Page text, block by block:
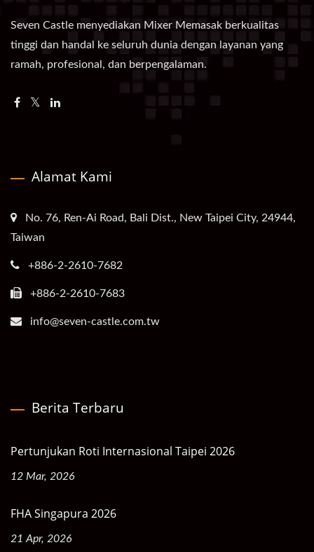
Seven Castle menyediakan Mixer Memasak berkualitas
tinggi dan handal ke seluruh dunia dengan layanan yang
ramah, profesional, dan berpengalaman.
Alamat Kami
No. 76, Ren-Ai Road, Bali Dist., New Taipei City, 24944,
Taiwan
+886-2-2610-7682
+886-2-2610-7683
info@seven-castle.com.tw
Berita Terbaru
Pertunjukan Roti Internasional Taipei 2026
12 Mar, 2026
FHA Singapura 2026
21 Apr, 2026